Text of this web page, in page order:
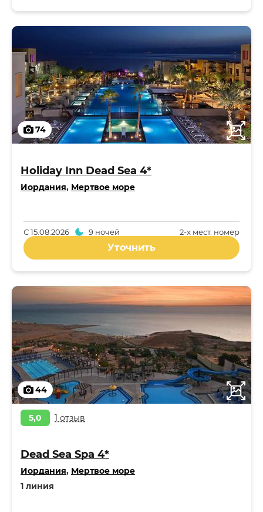
74
Holiday Inn Dead Sea 4*
Иордания, Мертвое море
2-x мест. номер
С15.08.2026 9 ночей
Уточнить
44
5,0 1 отзыв
Dead Sea Spa 4*
Иордания, Мертвое море
1 линия